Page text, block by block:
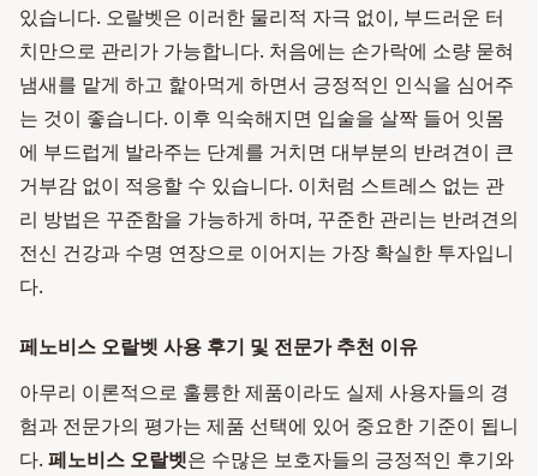
있습니다. 오랄벳은 이러한 물리적 자극 없이, 부드러운 터
치만으로 관리가 가능합니다. 처음에는 손가락에 소량 묻혀
냄새를 맡게 하고 핥아먹게 하면서 긍정적인 인식을 심어주
는 것이 좋습니다. 이후 익숙해지면 입술을 살짝 들어 잇몸
에 부드럽게 발라주는 단계를 거치면 대부분의 반려견이 큰
거부감 없이 적응할 수 있습니다. 이처럼 스트레스 없는 관
리 방법은 꾸준함을 가능하게 하며, 꾸준한 관리는 반려견의
전신 건강과 수명 연장으로 이어지는 가장 확실한 투자입니
다.
페노비스 오랄벳 사용 후기 및 전문가 추천 이유
아무리 이론적으로 훌륭한 제품이라도 실제 사용자들의 경
험과 전문가의 평가는 제품 선택에 있어 중요한 기준이 됩니
다. 페노비스 오랄벳은 수많은 보호자들의 긍정적인 후기와